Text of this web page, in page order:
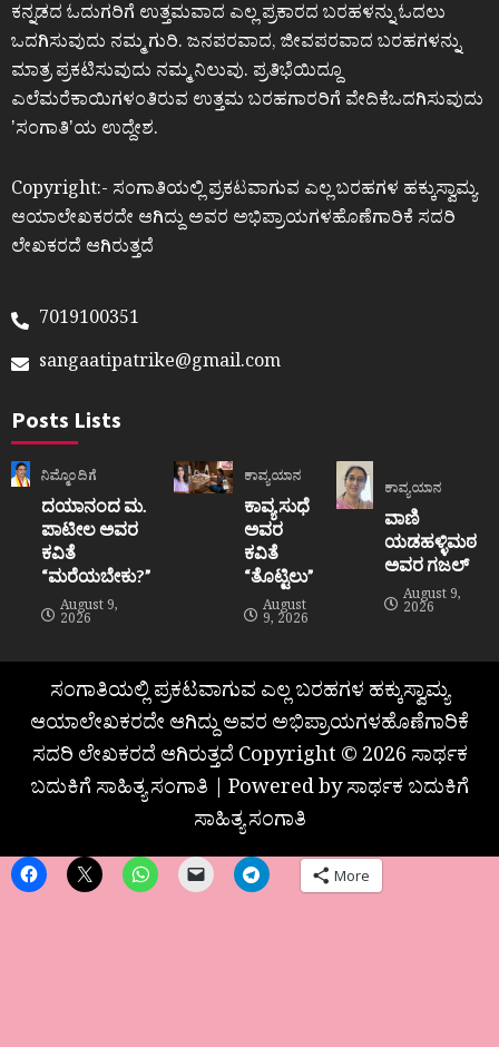
ಕನ್ನಡದ ಓದುಗರಿಗೆ ಉತ್ತಮವಾದ ಎಲ್ಲ ಪ್ರಕಾರದ ಬರಹಳನ್ನು ಓದಲು
ಒದಗಿಸುವುದು ನಮ್ಮ ಗುರಿ. ಜನಪರವಾದ, ಜೀವಪರವಾದ ಬರಹಗಳನ್ನು
ಮಾತ್ರ ಪ್ರಕಟಿಸುವುದು ನಮ್ಮ ನಿಲುವು. ಪ್ರತಿಭೆಯಿದ್ದೂ
ಎಲೆಮರೆಕಾಯಿಗಳಂತಿರುವ ಉತ್ತಮ ಬರಹಗಾರರಿಗೆ ವೇದಿಕೆಒದಗಿಸುವುದು
ʼಸಂಗಾತಿʼಯ ಉದ್ದೇಶ.
Copyright:- ಸಂಗಾತಿಯಲ್ಲಿ ಪ್ರಕಟವಾಗುವ ಎಲ್ಲ ಬರಹಗಳ ಹಕ್ಕುಸ್ವಾಮ್ಯ
ಆಯಾಲೇಖಕರದೇ ಆಗಿದ್ದು ಅವರ ಅಭಿಪ್ರಾಯಗಳಹೊಣೆಗಾರಿಕೆ ಸದರಿ
ಲೇಖಕರದೆ ಆಗಿರುತ್ತದೆ
7019100351
sangaatipatrike@gmail.com
Posts Lists
ನಿಮ್ಮೊಂದಿಗೆ
ದಯಾನಂದ ಮ.
ಪಾಟೀಲ ಅವರ
ಕವಿತೆ
“ಮರೆಯಬೇಕು?”
August 9,
2026
ಕಾವ್ಯಯಾನ
ಕಾವ್ಯ ಸುಧೆ
ಅವರ
ಕವಿತೆ
“ತೊಟ್ಟಿಲು”
August
9, 2026
ಕಾವ್ಯಯಾನ
ವಾಣಿ
ಯಡಹಳ್ಳಿಮಠ
ಅವರ ಗಜಲ್
August 9,
2026
ಸಂಗಾತಿಯಲ್ಲಿ ಪ್ರಕಟವಾಗುವ ಎಲ್ಲ ಬರಹಗಳ ಹಕ್ಕುಸ್ವಾಮ್ಯ
ಆಯಾಲೇಖಕರದೇ ಆಗಿದ್ದು ಅವರ ಅಭಿಪ್ರಾಯಗಳಹೊಣೆಗಾರಿಕೆ
ಸದರಿ ಲೇಖಕರದೆ ಆಗಿರುತ್ತದೆ Copyright © 2026 ಸಾರ್ಥಕ
ಬದುಕಿಗೆ ಸಾಹಿತ್ಯ ಸಂಗಾತಿ | Powered by ಸಾರ್ಥಕ ಬದುಕಿಗೆ
ಸಾಹಿತ್ಯ ಸಂಗಾತಿ
More